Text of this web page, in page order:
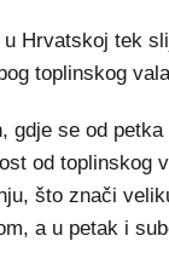
Hrvatskoj tek
toplinskog
gdje se od
od toplinskog
što znači
a u petak i